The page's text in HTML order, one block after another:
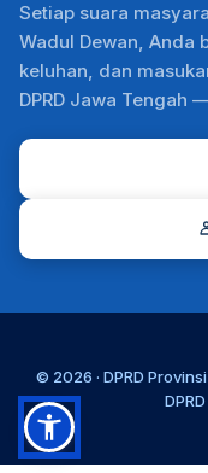
Setiap suara
Wadul Dewan, Anda
keluhan, dan
DPRD Jawa Tengah
© 2026 · DPRD